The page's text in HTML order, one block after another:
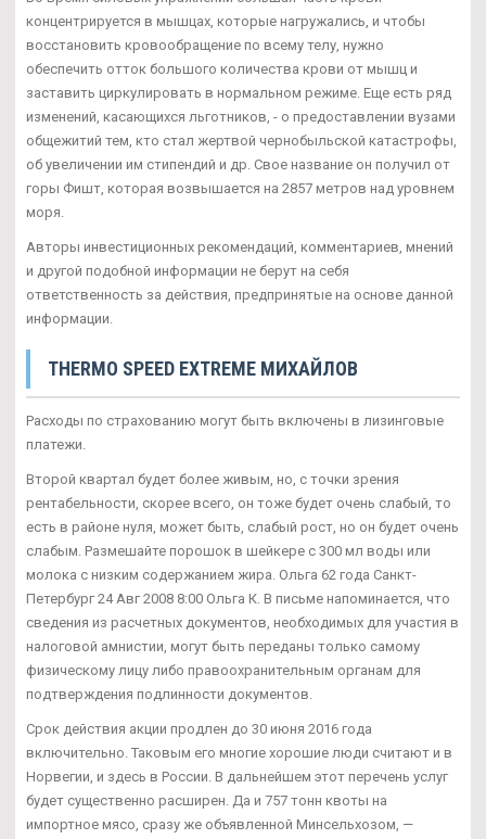
концентрируется в мышцах, которые нагружались, и чтобы
восстановить кровообращение по всему телу, нужно
обеспечить отток большого количества крови от мышц и
заставить циркулировать в нормальном режиме. Еще есть ряд
изменений, касающихся льготников, - о предоставлении вузами
общежитий тем, кто стал жертвой чернобыльской катастрофы,
об увеличении им стипендий и др. Свое название он получил от
горы Фишт, которая возвышается на 2857 метров над уровнем
моря.
Авторы инвестиционных рекомендаций, комментариев, мнений
и другой подобной информации не берут на себя
ответственность за действия, предпринятые на основе данной
информации.
THERMO SPEED EXTREME МИХАЙЛОВ
Расходы по страхованию могут быть включены в лизинговые
платежи.
Второй квартал будет более живым, но, с точки зрения
рентабельности, скорее всего, он тоже будет очень слабый, то
есть в районе нуля, может быть, слабый рост, но он будет очень
слабым. Размешайте порошок в шейкере с 300 мл воды или
молока с низким содержанием жира. Ольга 62 года Санкт-
Петербург 24 Авг 2008 8:00 Ольга К. В письме напоминается, что
сведения из расчетных документов, необходимых для участия в
налоговой амнистии, могут быть переданы только самому
физическому лицу либо правоохранительным органам для
подтверждения подлинности документов.
Срок действия акции продлен до 30 июня 2016 года
включительно. Таковым его многие хорошие люди считают и в
Норвегии, и здесь в России. В дальнейшем этот перечень услуг
будет существенно расширен. Да и 757 тонн квоты на
импортное мясо, сразу же объявленной Минсельхозом, —